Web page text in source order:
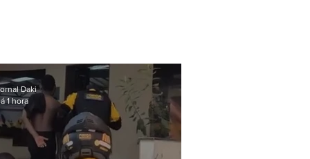
Daki
1 hora